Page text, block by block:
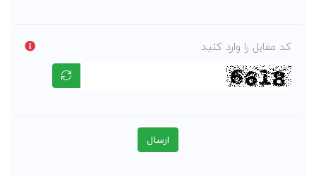
کد مقابل را وارد کنید
ارسال